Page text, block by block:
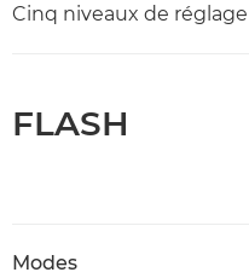
Cinq niveaux de
FLASH
Modes